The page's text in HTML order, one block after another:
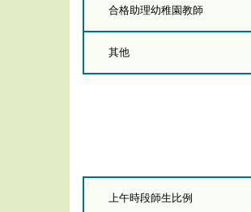
合格助理幼稚園教師
其他
上午時段師生比例